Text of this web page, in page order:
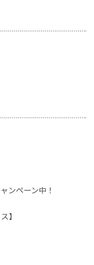
ンペーン中！
】